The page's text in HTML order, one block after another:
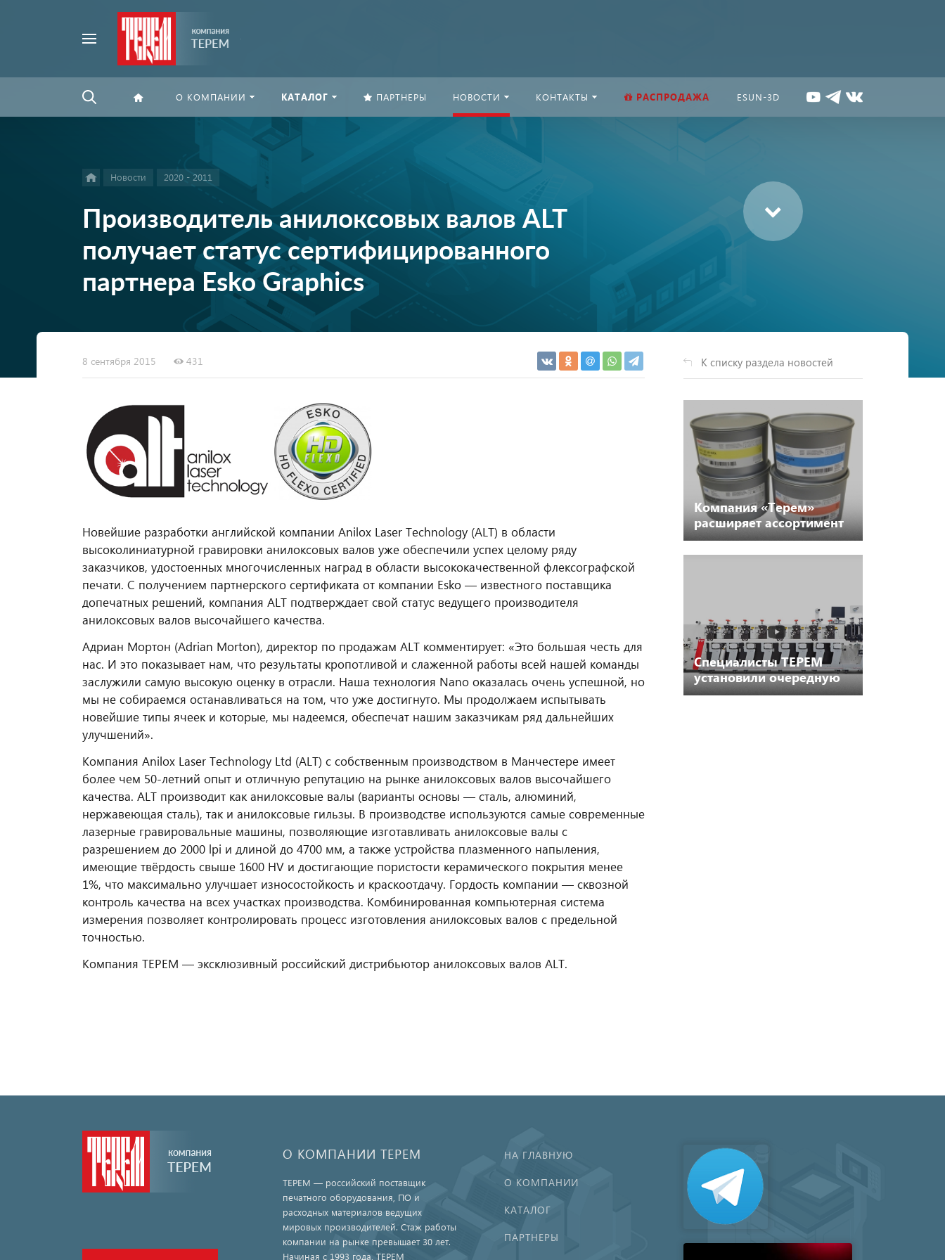
О КОМПАНИИ КАТАЛОГ ПАРТНЕРЫ НОВОСТИ КОНТАКТЫ РАСПРОДАЖА ESUN-3D
Новости 2020 - 2011
Производитель анилоксовых валов ALT
получает статус сертифицированного
партнера Esko Graphics
8 сентября 2015 431
Новейшие разработки английской компании Anilox Laser Technology (ALT) в области
высоколиниатурной гравировки анилоксовых валов уже обеспечили успех целому ряду
заказчиков, удостоенных многочисленных наград в области высококачественной флексографской
печати. С получением партнерского сертификата от компании Esko — известного поставщика
допечатных решений, компания ALT подтверждает свой статус ведущего производителя
анилоксовых валов высочайшего качества.
Адриан Мортон (Adrian Morton), директор по продажам ALT комментирует: «Это большая честь для
нас. И это показывает нам, что результаты кропотливой и слаженной работы всей нашей команды
заслужили самую высокую оценку в отрасли. Наша технология Nano оказалась очень успешной, но
мы не собираемся останавливаться на том, что уже достигнуто. Мы продолжаем испытывать
новейшие типы ячеек и которые, мы надеемся, обеспечат нашим заказчикам ряд дальнейших
улучшений».
Компания Anilox Laser Technology Ltd (ALT) с собственным производством в Манчестере имеет
более чем 50-летний опыт и отличную репутацию на рынке анилоксовых валов высочайшего
качества. ALT производит как анилоксовые валы (варианты основы — сталь, алюминий,
нержавеющая сталь), так и анилоксовые гильзы. В производстве используются самые современные
лазерные гравировальные машины, позволяющие изготавливать анилоксовые валы с
разрешением до 2000 lpi и длиной до 4700 мм, а также устройства плазменного напыления,
имеющие твёрдость свыше 1600 HV и достигающие пористости керамического покрытия менее
1%, что максимально улучшает износостойкость и краскоотдачу. Гордость компании — сквозной
контроль качества на всех участках производства. Комбинированная компьютерная система
измерения позволяет контролировать процесс изготовления анилоксовых валов с предельной
точностью.
Компания ТЕРЕМ — эксклюзивный российский дистрибьютор анилоксовых валов ALT.
К списку раздела новостей
Компания «Терем»
расширяет ассортимент
листовых красок FLINT
GROUP и ORIENTAL
Специалисты ТЕРЕМ
установили очередную
флексографскую
О КОМПАНИИ ТЕРЕМ
ТЕРЕМ — российский поставщик
печатного оборудования, ПО и
расходных материалов ведущих
мировых производителей. Стаж работы
компании на рынке превышает 30 лет.
Начиная с 1993 года, ТЕРЕМ
НА ГЛАВНУЮ
О КОМПАНИИ
КАТАЛОГ
ПАРТНЕРЫ